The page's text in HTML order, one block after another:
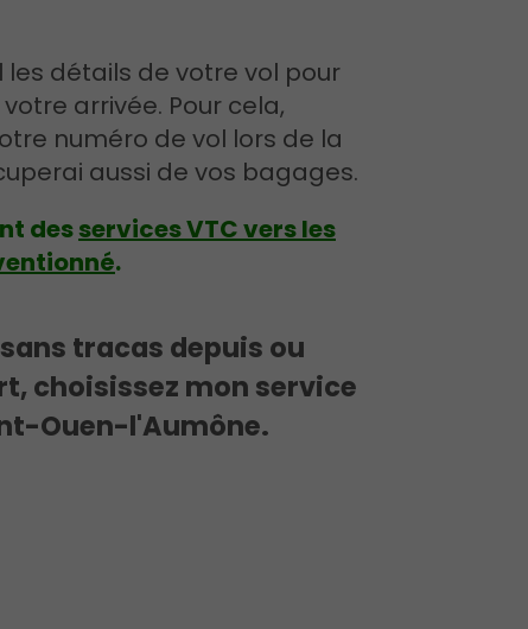
les détails de votre vol pour
arrivée. Pour cela,
numéro de vol lors de la
aussi de vos bagages.
desservices VTC vers les
.
tracas depuis ou
choisissez mon service
Ouen-l'Aumône.